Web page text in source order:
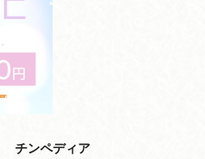
チンペディア